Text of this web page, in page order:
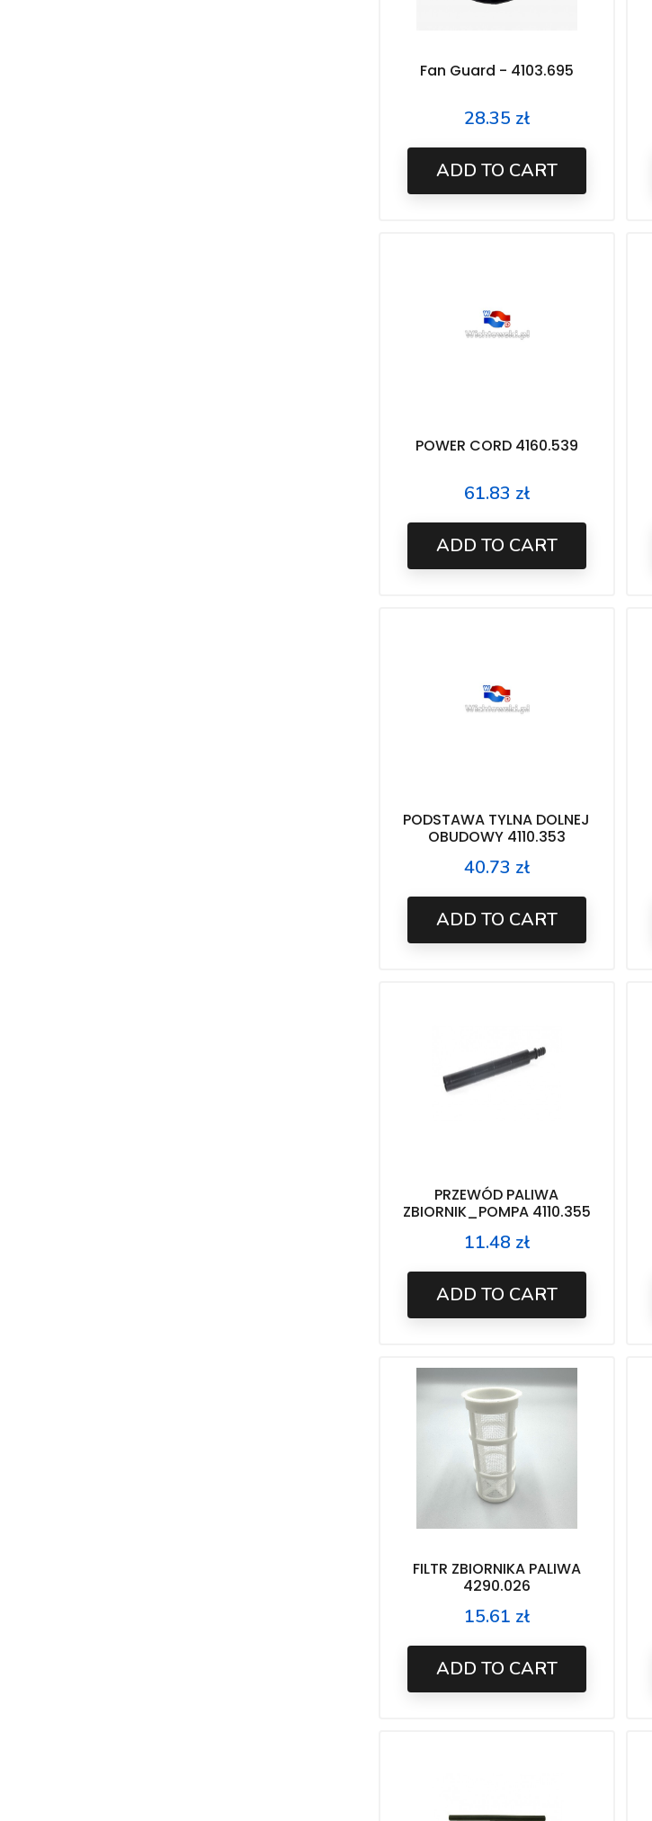
Fan Guard - 4103.695
Price
28.35 zł
ADD TO CART
POWER CORD 4160.539
Price
61.83 zł
ADD TO CART
PODSTAWA TYLNA DOLNEJ
OBUDOWY 4110.353
Price
40.73 zł
ADD TO CART
PRZEWÓD PALIWA
ZBIORNIK_POMPA 4110.355
Price
11.48 zł
ADD TO CART
FILTR ZBIORNIKA PALIWA
4290.026
Price
15.61 zł
ADD TO CART